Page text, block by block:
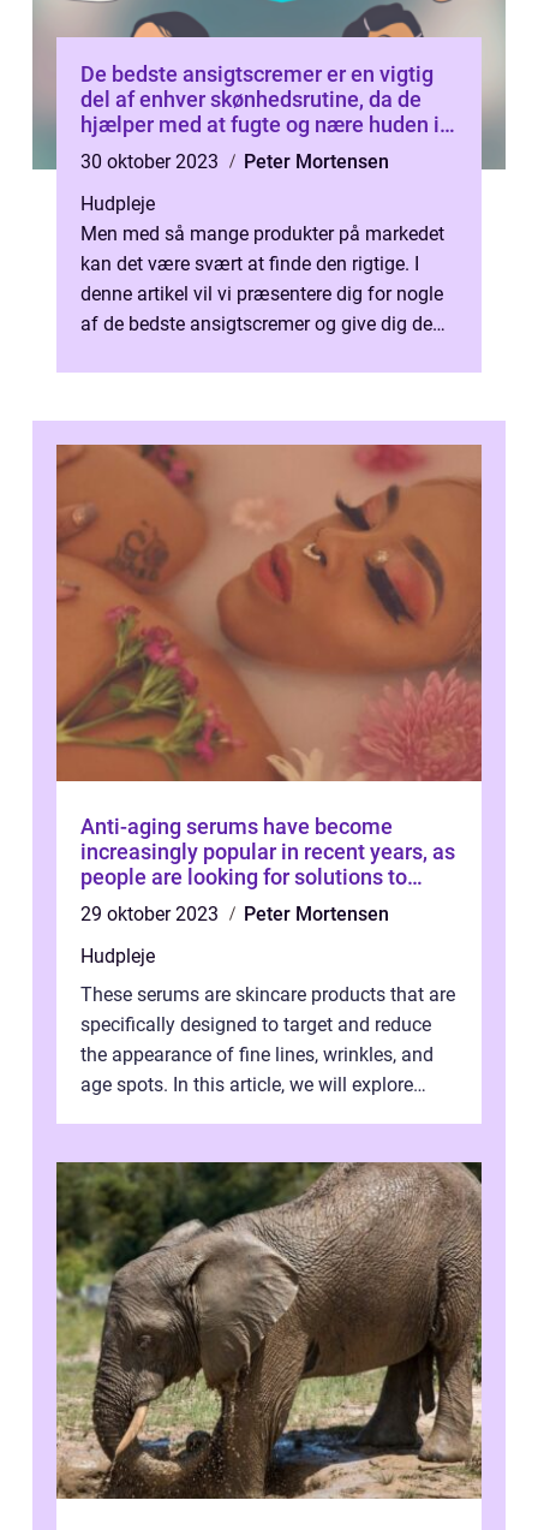
De bedste ansigtscremer er en vigtig
del af enhver skønhedsrutine, da de
hjælper med at fugte og nære huden i
ansigtet
30 oktober 2023
Peter Mortensen
Hudpleje
Men med så mange produkter på markedet
kan det være svært at finde den rigtige. I
denne artikel vil vi præsentere dig for nogle
af de bedste ansigtscremer og give dig de
Anti-aging serums have become
increasingly popular in recent years, as
people are looking for solutions to
combat the signs of aging
29 oktober 2023
Peter Mortensen
Hudpleje
These serums are skincare products that are
specifically designed to target and reduce
the appearance of fine lines, wrinkles, and
age spots. In this article, we will explore